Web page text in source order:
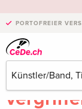
PORTOFREIER
Schreibe die erste